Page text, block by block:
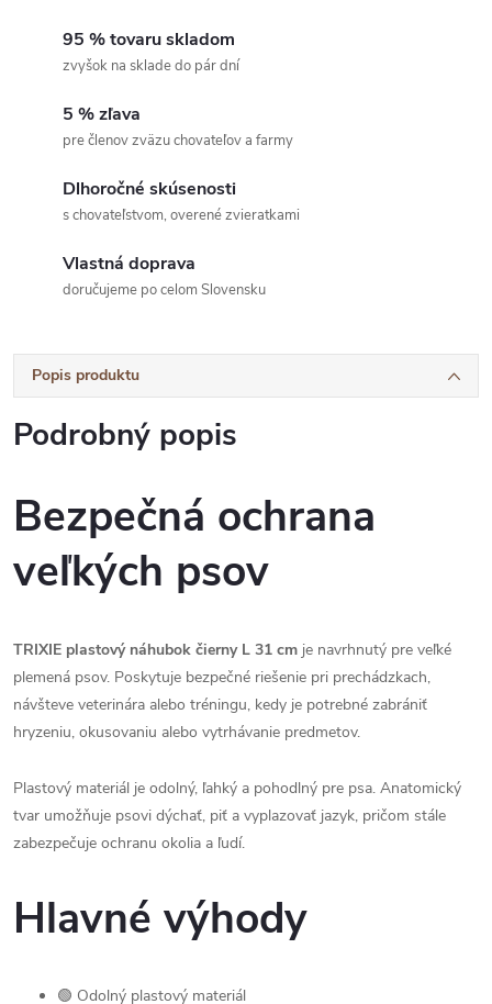
95 % tovaru skladom
zvyšok na sklade do pár dní
5 % zľava
pre členov zväzu chovateľov a farmy
Dlhoročné skúsenosti
s chovateľstvom, overené zvieratkami
Vlastná doprava
doručujeme po celom Slovensku
Popis produktu
Podrobný popis
Bezpečná ochrana
veľkých psov
TRIXIE plastový náhubok čierny L 31 cm je navrhnutý pre veľké
plemená psov. Poskytuje bezpečné riešenie pri prechádzkach,
návšteve veterinára alebo tréningu, kedy je potrebné zabrániť
hryzeniu, okusovaniu alebo vytrhávanie predmetov.
Plastový materiál je odolný, ľahký a pohodlný pre psa. Anatomický
tvar umožňuje psovi dýchať, piť a vyplazovať jazyk, pričom stále
zabezpečuje ochranu okolia a ľudí.
Hlavné výhody
🟢 Odolný plastový materiál